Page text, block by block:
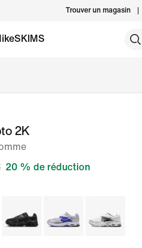
Trouver un magasin
2K
20 % de réduction